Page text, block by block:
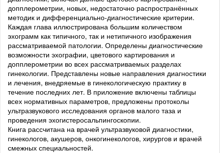
допплерометрии, новых, недостаточно распространённых
методик и дифференциально-диагностические критерии.
Каждая глава иллюстрирована большим количеством
эхограмм как типичного, так и нетипичного изображения
рассматриваемой патологии. Определены диагностические
возможности эхографии, цветового картирования и
допплерометрии во всех рассматриваемых разделах
гинекологии. Представлены новые направления диагностики
и лечения, внедряемые в гинекологическую практику в
течение последних лет. В приложение включены таблицы
всех нормативных параметров, предложены протоколы
ультразвукового исследования органов малого таза и
проведения эхогистеросальпингоскопии.
Книга рассчитана на врачей ультразвуковой диагностики,
гинекологов, акушеров, онкогинекологов, хирургов и врачей
смежных специальностей.